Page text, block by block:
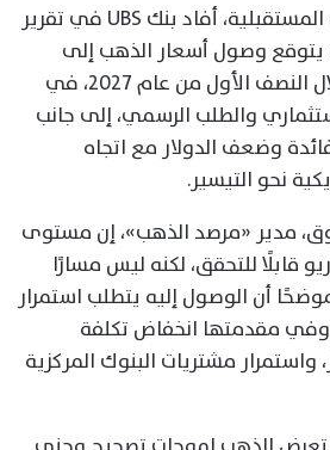
وعلى صعيد التوقعات المستقبلية، أفاد بنك UBS في تقرير
وصول أسعار الذهب إلى
5000 دولار للأوقية خلال النصف الأول من عام 2027، في
والطلب الرسمي، إلى جانب
وضعف الدولار مع اتجاه
نحو التيسير.
مدير «مرصد الذهب»، إن مستوى
قابلًا للتحقق، لكنه ليس مسارًا
أن الوصول إليه يتطلب استمرار
وفي مقدمتها انخفاض تكلفة
واستمرار مشتريات البنوك المركزية